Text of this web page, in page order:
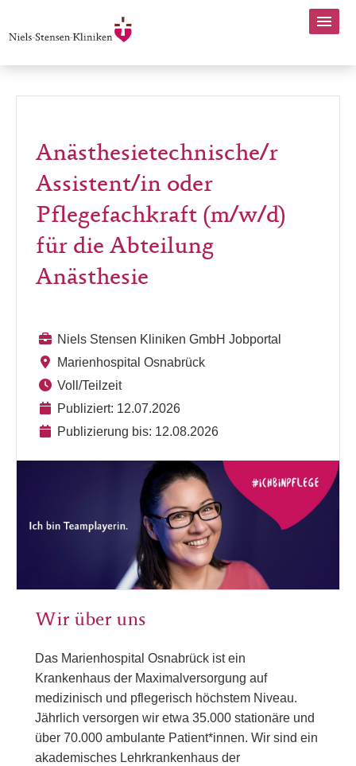
Anästhesietechnische/r
Assistent/in oder
Pflegefachkraft (m/w/d)
für die Abteilung
Anästhesie
Niels Stensen Kliniken GmbH Jobportal
Marienhospital Osnabrück
Voll/Teilzeit
Publiziert: 12.07.2026
Publizierung bis: 12.08.2026
Wir über uns
Das Marienhospital Osnabrück ist ein
Krankenhaus der Maximalversorgung auf
medizinisch und pflegerisch höchstem Niveau.
Jährlich versorgen wir etwa 35.000 stationäre und
über 70.000 ambulante Patient*innen. Wir sind ein
akademisches Lehrkrankenhaus der